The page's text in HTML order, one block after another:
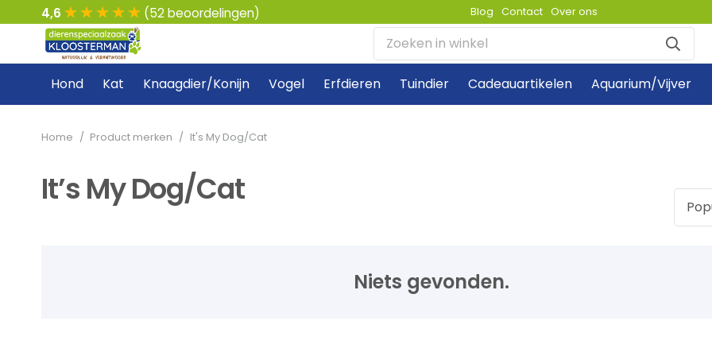
4,6 (52 beoordelingen) Blog Contact Over ons
Hond Kat Knaagdier/Konijn Vogel Erfdieren Tuindier Cadeauartikelen Aquarium/Vijver
Home / Product merken / It's My Dog/Cat
It’s My Dog/Cat
Niets gevonden.